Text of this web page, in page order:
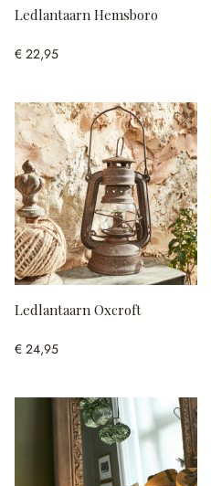
Ledlantaarn Hemsboro
€ 22,95
Ledlantaarn Oxcroft
€ 24,95